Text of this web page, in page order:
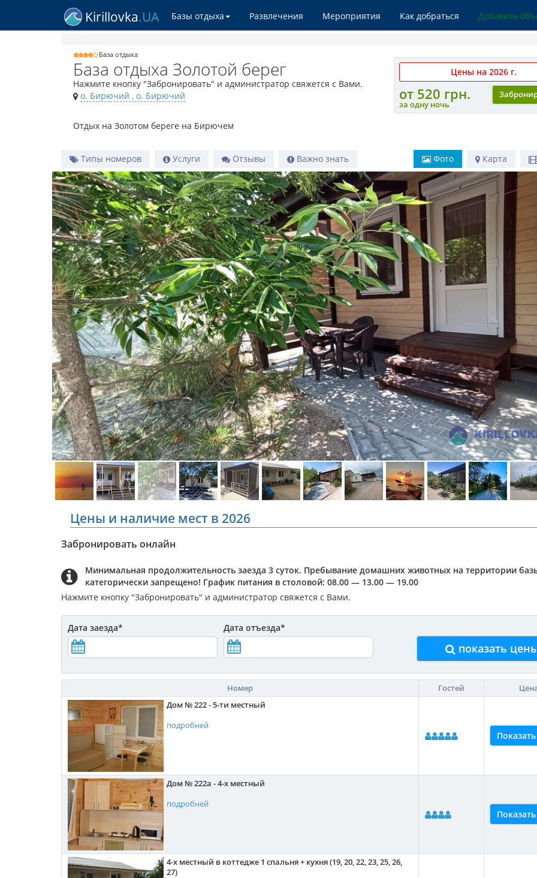
Kirillovka.UA Базы отдыха Развлечения Мероприятия Как добраться Добавить
База отдыха
База отдыха Золотой берег
Нажмите кнопку "Забронировать" и администратор свяжется с Вами.
о. Бирючий , о. Бирючий
Цены на 2026 г.
от 520 грн.
за одну ночь
Отдых на Золотом береге на Бирючем
Типы номеров Услуги Отзывы Важно знать Фото Карта
Цены и наличие мест в 2026
Забронировать онлайн
Минимальная продолжительность заезда 3 суток. Пребывание домашних животных на территории
категорически запрещено! График питания в столовой: 08.00 — 13.00 — 19.00
Нажмите кнопку "Забронировать" и администратор свяжется с Вами.
Дата заезда* Дата отъезда*
показать
Номер Гостей
Дом № 222 - 5-ти местный
подробней
Дом № 222а - 4-х местный
подробней
4-х местный в коттедже 1 спальня + кухня (19, 20, 22, 23, 25, 26,
27)